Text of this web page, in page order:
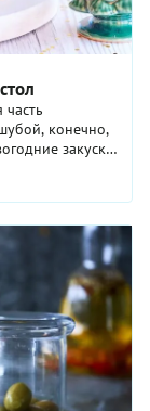
конечно,
закуски